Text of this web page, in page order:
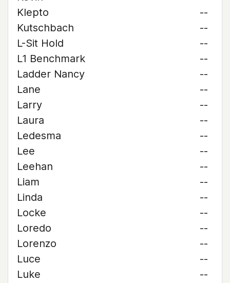
Klepto
--
Kutschbach
--
L-Sit Hold
--
L1 Benchmark
--
Ladder Nancy
--
Lane
--
Larry
--
Laura
--
Ledesma
--
Lee
--
Leehan
--
Liam
--
Linda
--
Locke
--
Loredo
--
Lorenzo
--
Luce
--
Luke
--